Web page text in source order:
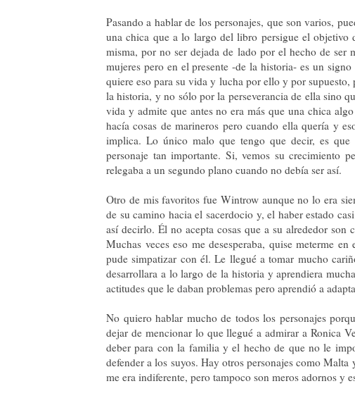
Pasando a hablar de los personajes, que son varios,
una chica que a lo largo del libro persigue el objetivo
misma, por no ser dejada de lado por el hecho de ser
mujeres pero en el presente -de la historia- es un
quiere eso para su vida y lucha por ello y por
la historia, y no sólo por la perseverancia de ella sino
vida y admite que antes no era más que una chica
hacía cosas de marineros pero cuando ella quería y
implica. Lo único malo que tengo que decir, es
personaje tan importante. Si, vemos su crecimiento
relegaba a un segundo plano cuando no debía ser así.
Otro de mis favoritos fue Wintrow aunque no lo era
de su camino hacia el sacerdocio y, el haber estado
así decirlo. Él no acepta cosas que a su alrededor
Muchas veces eso me desesperaba, quise meterme
pude simpatizar con él. Le llegué a tomar mucho
desarrollara a lo largo de la historia y aprendiera
actitudes que le daban problemas pero aprendió a
No quiero hablar mucho de todos los personajes
dejar de mencionar lo que llegué a admirar a Ronica
deber para con la familia y el hecho de que no le
defender a los suyos. Hay otros personajes como
me era indiferente, pero tampoco son meros adornos y